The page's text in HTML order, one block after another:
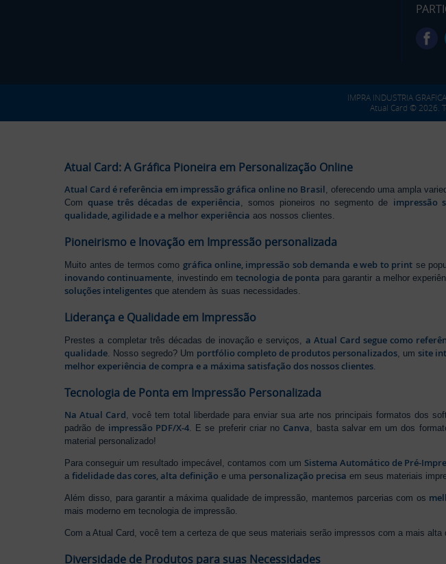
IMPRA INDUSTRIA
Atual Card © 2026.
Atual Card: A Gráfica Pioneira em Personalização Online
Atual Card é referência em impressão gráfica online no Brasil, oferecendo uma ampla
Comquase três décadas de experiência, somos pioneiros no segmento de impressão
qualidade, agilidade e a melhor experiência aos nossos clientes.
Pioneirismo e Inovação em Impressão personalizada
Muito antes de termos como gráfica online, impressão sob demanda e web to print se
inovando continuamente, investindo em tecnologia de ponta para garantir a melhor
soluções inteligentes que atendem às suas necessidades.
Liderança e Qualidade em Impressão
Prestes a completar três décadas de inovação e serviços,a Atual Card segue como
qualidade . Nosso segredo? Um portfólio completo de produtos personalizados , um site
melhor experiência de compra e a máxima satisfação dos nossos clientes
Tecnologia de Ponta em Impressão Personalizada
Na Atual Card, você tem total liberdade para enviar sua arte nos principais formatos dos
padrão de impressão PDF/X-4. E se preferir criar no Canva, basta salvar em um dos
material personalizado!
Para conseguir um resultado impecável, contamos com um Sistema Automático de Pré-
afidelidade das cores, alta definição e uma personalização precisa em seus materiais
Além disso, para garantir a máxima qualidade de impressão, mantemos parcerias com os
mais moderno em tecnologia de impressão.
Com a Atual Card, você tem a certeza de que seus materiais serão impressos com a mais
Diversidade de Produtos para suas Necessidades